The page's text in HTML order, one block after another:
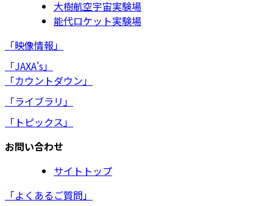
大樹航空宇宙実験場
能代ロケット実験場
「映像情報」
「JAXA's」
「カウントダウン」
「ライブラリ」
「トピックス」
お問い合わせ
サイトトップ
「よくあるご質問」